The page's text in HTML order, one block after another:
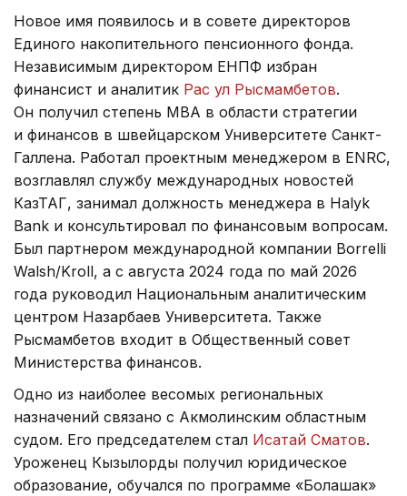
Новое имя появилось и в совете директоров
Единого накопительного пенсионного фонда.
Независимым директором ЕНПФ избран
финансист и аналитик Рас ул Рысмамбетов.
Он получил степень MBA в области стратегии
и финансов в швейцарском Университете Санкт-
Галлена. Работал проектным менеджером в ENRC,
возглавлял службу международных новостей
КазТАГ, занимал должность менеджера в Halyk
Bank и консультировал по финансовым вопросам.
Был партнером международной компании Borrelli
Walsh/Kroll, а с августа 2024 года по май 2026
года руководил Национальным аналитическим
центром Назарбаев Университета. Также
Рысмамбетов входит в Общественный совет
Министерства финансов.
Одно из наиболее весомых региональных
назначений связано с Акмолинским областным
судом. Его председателем стал Исатай Сматов.
Уроженец Кызылорды получил юридическое
образование, обучался по программе «Болашак»